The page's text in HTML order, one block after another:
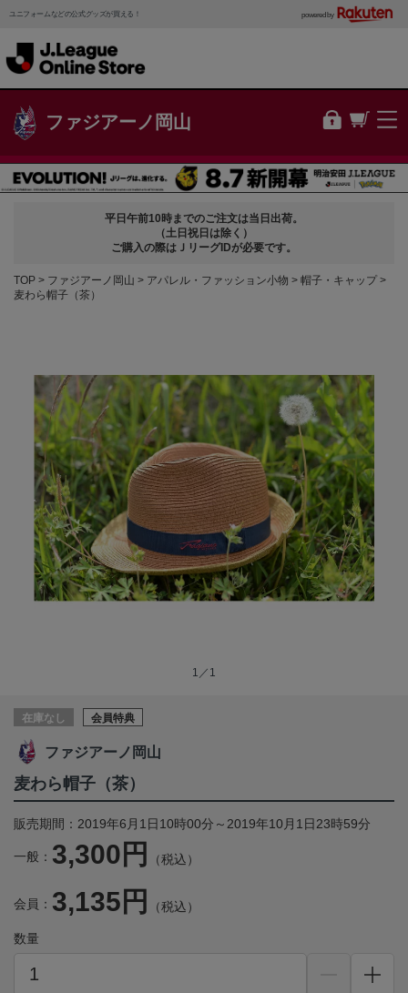
ユニフォームなどの公式グッズが買える！ powered by
ファジアーノ岡山
平日午前10時までのご注文は当日出荷。
（土日祝日は除く）
ご購入の際はＪリーグIDが必要です。
TOP ファジアーノ岡山 アパレル・ファッション小物
帽子・キャップ
麦わら帽子（茶）
1／1
在庫なし 会員特典
ファジアーノ岡山
麦わら帽子（茶）
販売期間：2019年6月1日10時00分～2019年10月1日23時59分
一般： 3,300円 （税込）
会員： 3,135円 （税込）
数量